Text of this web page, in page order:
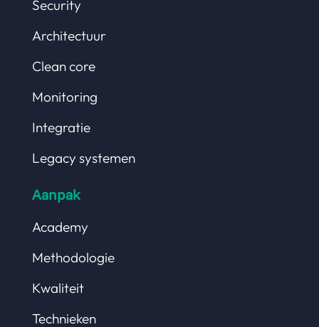
Security
Architectuur
Clean core
Monitoring
Integratie
Legacy systemen
Aanpak
Academy
Methodologie
Kwaliteit
Technieken